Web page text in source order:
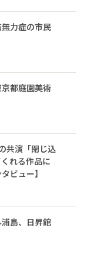
力症の市民
都庭園美術
共演「閉じ込
れる作品に
ビュー】
島、日昇館